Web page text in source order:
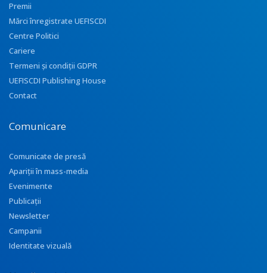
Premii
Mărci înregistrate UEFISCDI
Centre Politici
Cariere
Termeni și condiții GDPR
UEFISCDI Publishing House
Contact
Comunicare
Comunicate de presă
Apariţii în mass-media
Evenimente
Publicații
Newsletter
Campanii
Identitate vizuală